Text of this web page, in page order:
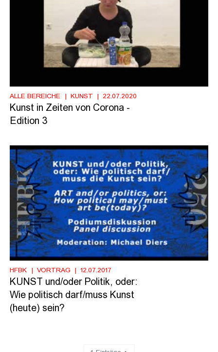
ALLE BEREICHE KUNST 22.07.2020
Kunst in Zeiten von Corona -
Edition 3
HFBK VORTRAG 12.07.2017
KUNST und/oder Politik, oder:
Wie politisch darf/muss Kunst
(heute) sein?